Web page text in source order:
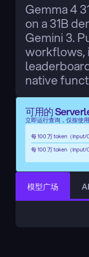
Gemma 4
on a 31B
Gemini 3.
workflows,
native
可用的
立即运行查询，仅按使
每 100 万 token（Input/
每 100 万 token（Input/
模型广场